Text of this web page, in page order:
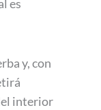
es
y, con
interior